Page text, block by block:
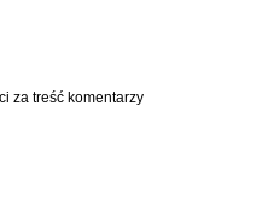
za treść komentarzy